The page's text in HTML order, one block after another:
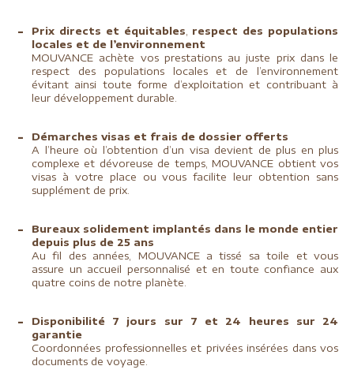
Prix directs et équitables, respect des populations
locales et de l’environnement
MOUVANCE achète vos prestations au juste prix dans le
respect des populations locales et de l’environnement
évitant ainsi toute forme d’exploitation et contribuant à
leur développement durable.
Démarches visas et frais de dossier offerts
A l’heure où l’obtention d’un visa devient de plus en plus
complexe et dévoreuse de temps, MOUVANCE obtient vos
visas à votre place ou vous facilite leur obtention sans
supplément de prix.
Bureaux solidement implantés dans le monde entier
depuis plus de 25 ans
Au fil des années, MOUVANCE a tissé sa toile et vous
assure un accueil personnalisé et en toute confiance aux
quatre coins de notre planète.
Disponibilité 7 jours sur 7 et 24 heures sur 24
garantie
Coordonnées professionnelles et privées insérées dans vos
documents de voyage.